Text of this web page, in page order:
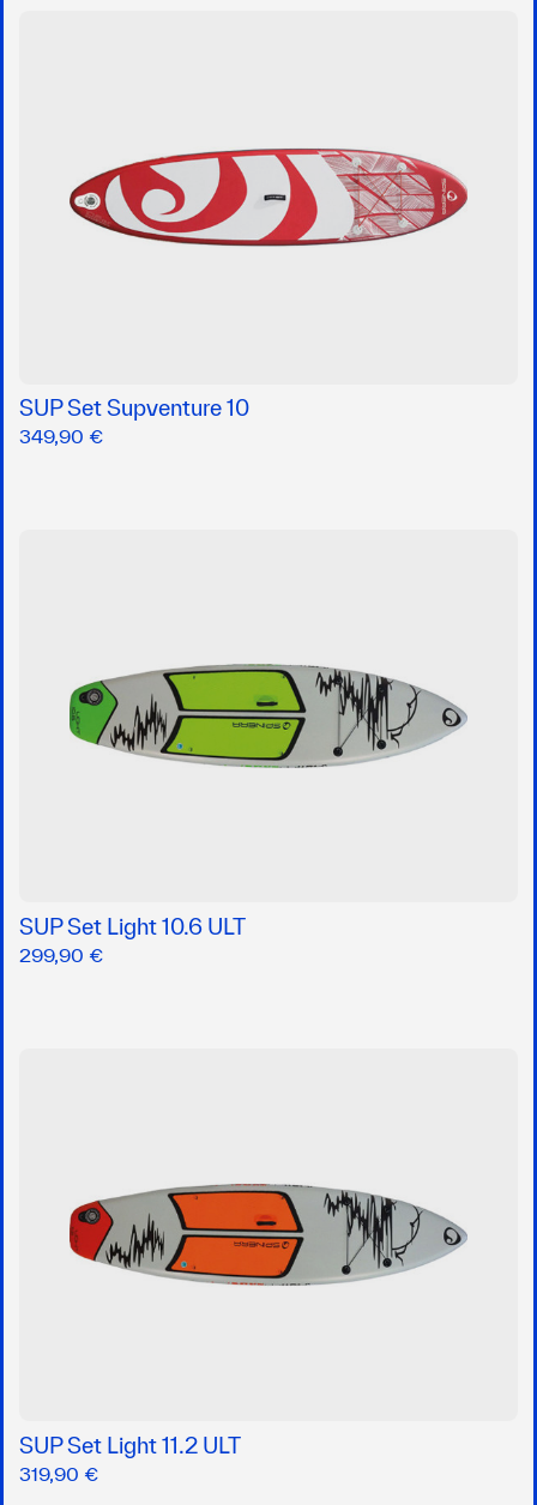
SUP Set Supventure 10
349,90 €
SUP Set Light 10.6 ULT
299,90 €
SUP Set Light 11.2 ULT
319,90 €